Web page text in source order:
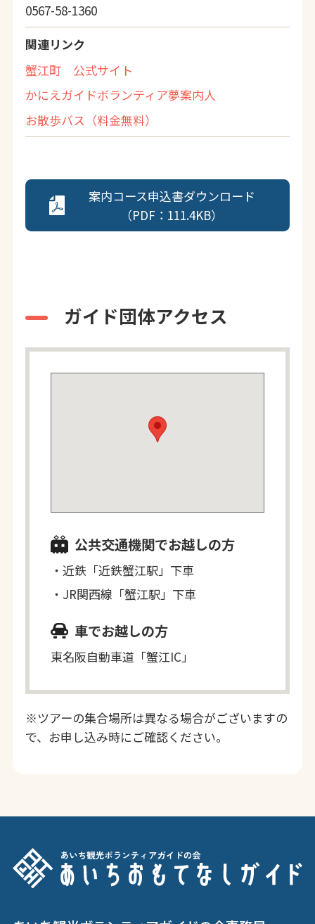
0567-58-1360
関連リンク
蟹江町 公式サイト
かにえガイドボランティア夢案内人
お散歩バス（料金無料）
案内コース申込書ダウンロード
（PDF：111.4KB）
ガイド団体アクセス
公共交通機関でお越しの方
・近鉄「近鉄蟹江駅」下車
・JR関西線「蟹江駅」下車
車でお越しの方
東名阪自動車道「蟹江IC」
※ツアーの集合場所は異なる場合がございますの
で、お申し込み時にご確認ください。